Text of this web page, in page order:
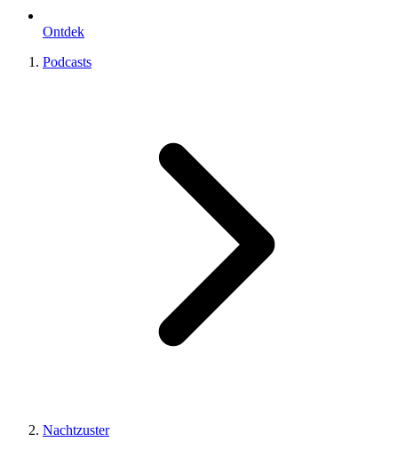
Ontdek
Podcasts
Nachtzuster